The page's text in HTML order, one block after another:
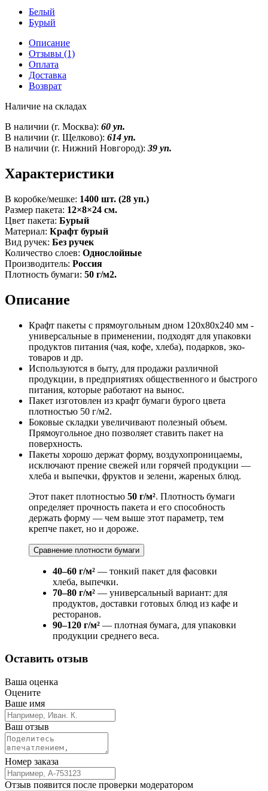
Белый
Бурый
Описание
Отзывы (1)
Оплата
Доставка
Возврат
Наличие на складах
В наличии (г. Москва): 60 уп.
В наличии (г. Щелково): 614 уп.
В наличии (г. Нижний Новгород): 39 уп.
Характеристики
В коробке/мешке: 1400 шт. (28 уп.)
Размер пакета: 12×8×24 см.
Цвет пакета: Бурый
Материал: Крафт бурый
Вид ручек: Без ручек
Количество слоев: Однослойные
Производитель: Россия
Плотность бумаги: 50 г/м2.
Описание
Крафт пакеты с прямоугольным дном 120x80x240 мм -
универсальные в применении, подходят для упаковки
продуктов питания (чая, кофе, хлеба), подарков, эко-
товаров и др.
Используются в быту, для продажи различной
продукции, в предприятиях общественного и быстрого
питания, которые работают на вынос.
Пакет изготовлен из крафт бумаги бурого цвета
плотностью 50 г/м2.
Боковые складки увеличивают полезный объем.
Прямоугольное дно позволяет ставить пакет на
поверхность.
Пакеты хорошо держат форму, воздухопроницаемы,
исключают прение свежей или горячей продукции —
хлеба и выпечки, фруктов и зелени, жареных блюд.
Этот пакет плотностью 50 г/м². Плотность бумаги
определяет прочность пакета и его способность
держать форму — чем выше этот параметр, тем
крепче пакет, но и дороже.
Сравнение плотности бумаги
40–60 г/м² — тонкий пакет для фасовки
хлеба, выпечки.
70–80 г/м² — универсальный вариант: для
продуктов, доставки готовых блюд из кафе и
ресторанов.
90–120 г/м² — плотная бумага, для упаковки
продукции среднего веса.
Оставить отзыв
Ваша оценка
Оцените
Ваше имя
Ваш отзыв
Номер заказа
Отзыв появится после проверки модератором